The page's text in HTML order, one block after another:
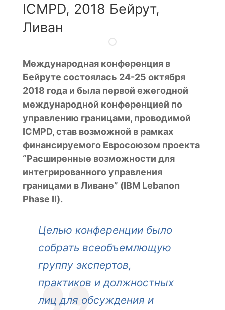
ICMPD, 2018 Бейрут,
Ливан
Международная конференция в
Бейруте состоялась 24-25 октября
2018 года и была первой ежегодной
международной конференцией по
управлению границами, проводимой
ICMPD, став возможной в рамках
финансируемого Евросоюзом проекта
“Расширенные возможности для
интегрированного управления
границами в Ливане” (IBM Lebanon
Phase II).
Целью конференции было
собрать всеобъемлющую
группу экспертов,
практиков и должностных
лиц для обсуждения и